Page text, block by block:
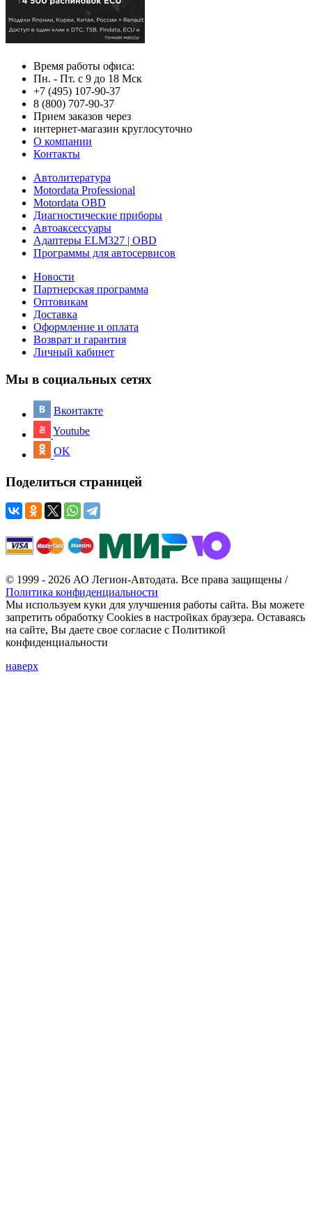
Время работы офиса:
Пн. - Пт. с 9 до 18 Мск
+7 (495) 107-90-37
8 (800) 707-90-37
Прием заказов через
интернет-магазин круглосуточно
О компании
Контакты
Автолитература
Motordata Professional
Motordata OBD
Диагностические приборы
Автоаксессуары
Адаптеры ELM327 | OBD
Программы для автосервисов
Новости
Партнерская программа
Оптовикам
Доставка
Оформление и оплата
Возврат и гарантия
Личный кабинет
Мы в социальных сетях
Вконтакте
Youtube
OK
Поделиться страницей
© 1999 - 2026 АО Легион-Автодата. Все права защищены /
Политика конфиденциальности
Мы используем куки для улучшения работы сайта. Вы можете
запретить обработку Cookies в настройках браузера. Оставаясь
на сайте, Вы даете свое согласие с Политикой
конфиденциальности
наверх